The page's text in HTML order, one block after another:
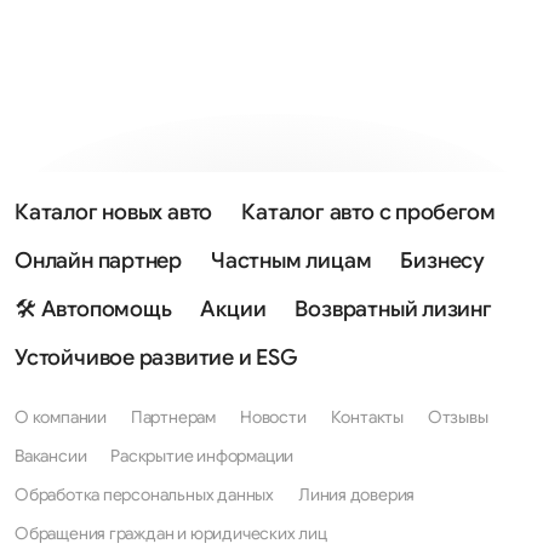
Каталог новых авто
Каталог авто с пробегом
Онлайн партнер
Частным лицам
Бизнесу
🛠 Автопомощь
Акции
Возвратный лизинг
Устойчивое развитие и ESG
О компании Партнерам Новости Контакты
Отзывы
Вакансии
Раскрытие информации
Обработка персональных данных
Линия доверия
Обращения граждан и юридических лиц